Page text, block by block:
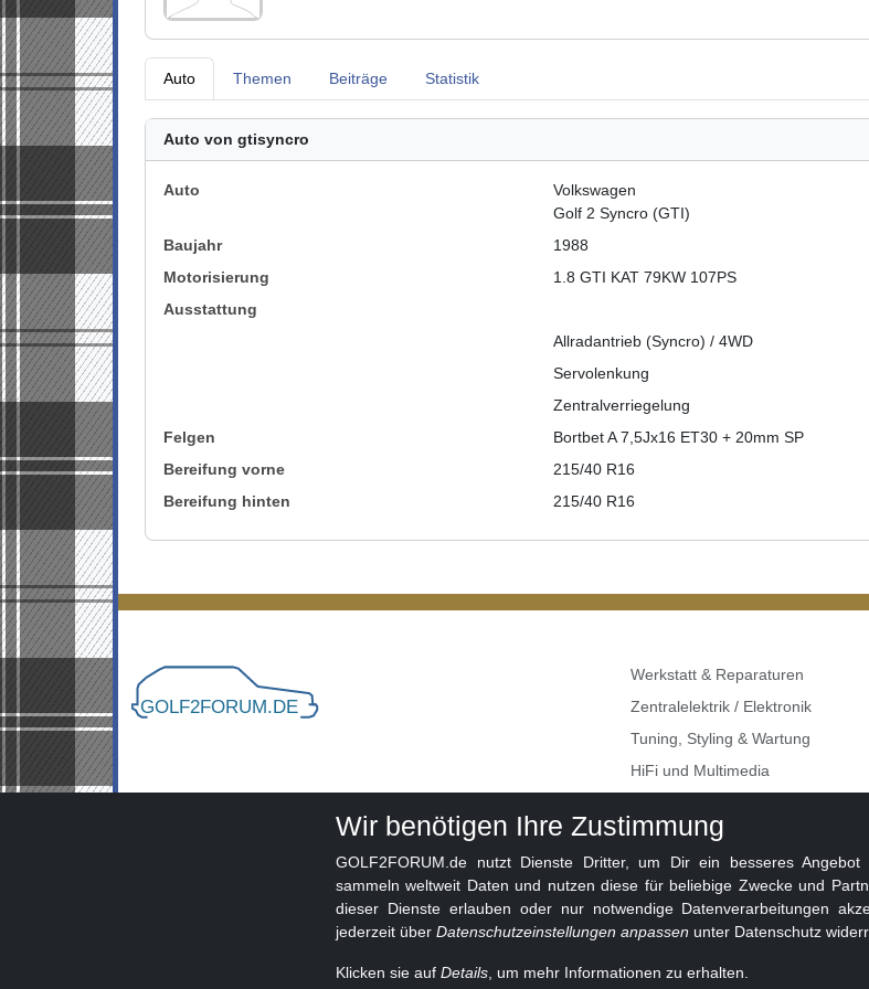
Auto Themen Beiträge Statistik
Auto von gtisyncro
Auto
Volkswagen
Golf 2 Syncro (GTI)
Baujahr
1988
Motorisierung
1.8 GTI KAT 79KW 107PS
Ausstattung
Allradantrieb (Syncro) / 4WD
Servolenkung
Zentralverriegelung
Felgen
Bortbet A 7,5Jx16 ET30 + 20mm SP
Bereifung vorne
215/40 R16
Bereifung hinten
215/40 R16
Werkstatt & Reparaturen
Zentralelektrik / Elektronik
Tuning, Styling & Wartung
HiFi und Multimedia
Wir benötigen Ihre Zustimmung
GOLF2FORUM.de nutzt Dienste Dritter, um Dir ein besseres
sammeln weltweit Daten und nutzen diese für beliebige Zwecke und
dieser Dienste erlauben oder nur notwendige Datenverarbeitungen
jederzeit über Datenschutzeinstellungen anpassen unter Datenschutz
Klicken sie auf Details , um mehr Informationen zu erhalten.